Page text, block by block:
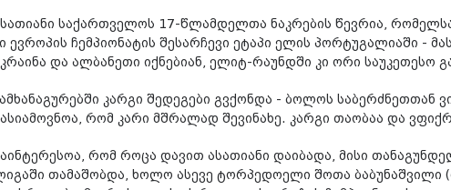
საქართველოს 17-წლამდელთა ნაკრების წევრია,
ევროპის ჩემპიონატის შესარჩევი ეტაპი ელის პორტუგალიაში -
და ალბანეთი იქნებიან, ელიტ-რაუნდში კი ორი საუკეთესო
კარგი შედეგები გვქონდა - ბოლოს საბერძნეთთან
რომ კარი მშრალად შევინახე. კარგი თაობაა და
რომ როცა დავით ასათიანი დაიბადა, მისი
თამაშობდა, ხოლო ასევე ტორპედოელი შოთა ბაბუნაშვილი